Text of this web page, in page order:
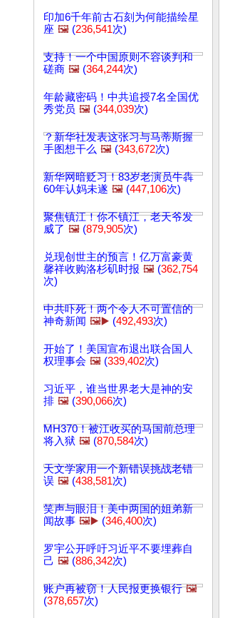
印加6千年前古石刻为何能描绘星
座 🖼️ (236,541次)
支持！一个中国原则不容谈判和
磋商 🖼️ (364,244次)
年龄藏密码！中共追授7名全国优
秀党员 🖼️ (344,039次)
？新华社发表这张习与马蒂斯握
手图想干么 🖼️ (343,672次)
新华网暗贬习！83岁老演员牛犇
60年认妈未遂 🖼️ (447,106次)
聚焦镇江！你不镇江，老天爷发
威了 🖼️ (879,905次)
兑现创世主的预言！亿万富豪黄
馨祥收购洛杉矶时报 🖼️ (362,754
次)
中共吓死！两个令人不可置信的
神奇新闻 🖼️▶️ (492,493次)
开始了！美国宣布退出联合国人
权理事会 🖼️ (339,402次)
习近平，谁当世界老大是神的安
排 🖼️ (390,066次)
MH370！被江收买的马国前总理
将入狱 🖼️ (870,584次)
天文学家用一个新错误挑战老错
误 🖼️ (438,581次)
笑声与眼泪！美中两国的姐弟新
闻故事 🖼️▶️ (346,400次)
罗宇公开呼吁习近平不要埋葬自
己 🖼️ (886,342次)
账户再被窃！人民报更换银行 🖼️
(378,657次)